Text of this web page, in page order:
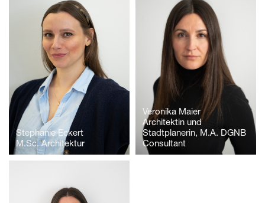
Stephanie Eckert
M.Sc. Architektur
Veronika Maier
Architektin und
Stadtplanerin, M.A. DGNB
Consultant